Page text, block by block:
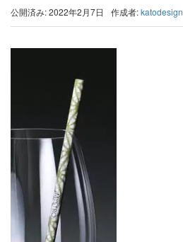
公開済み: 2022年2月7日 作成者:katodesign